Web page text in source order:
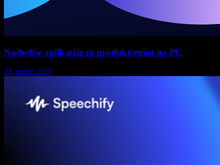
Najboljše aplikacije za produktivnost na PC
23. marec 2026